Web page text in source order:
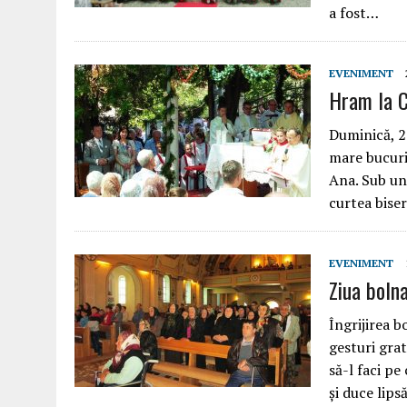
a fost…
EVENIMENT
Hram la
Duminică,
mare
Ana. Sub
curtea
EVENIMENT
Ziua
Îngrijirea
gesturi
să-l faci pe
și duce